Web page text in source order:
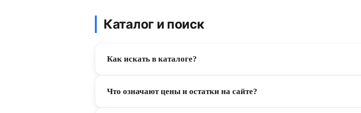
Каталог и поиск
Как искать в каталоге?
Что означают цены и остатки на сайте?